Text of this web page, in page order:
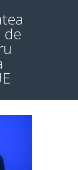
de